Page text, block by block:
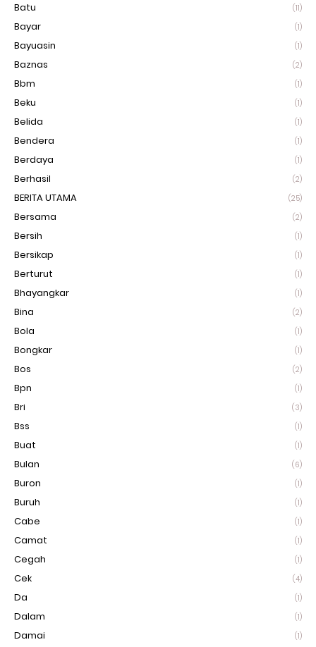
Batu (11)
Bayar (1)
Bayuasin (1)
Baznas (2)
Bbm (1)
Beku (1)
Belida (1)
Bendera (1)
Berdaya (1)
Berhasil (2)
BERITA UTAMA (25)
Bersama (2)
Bersih (1)
Bersikap (1)
Berturut (1)
Bhayangkar (1)
Bina (2)
Bola (1)
Bongkar (1)
Bos (2)
Bpn (1)
Bri (3)
Bss (1)
Buat (1)
Bulan (6)
Buron (1)
Buruh (1)
Cabe (1)
Camat (1)
Cegah (1)
Cek (4)
Da (1)
Dalam (1)
Damai (1)